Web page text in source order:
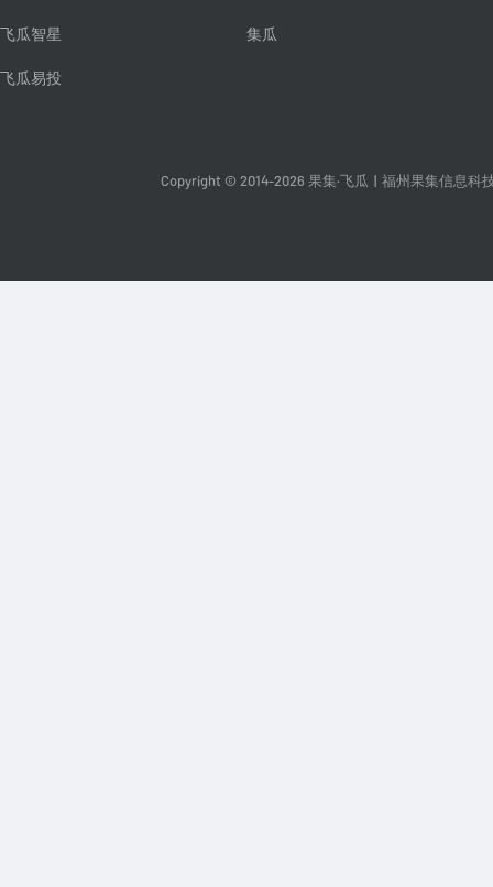
飞瓜智星
飞瓜易投
集瓜
Copyright © 2014-2026 果集·飞瓜 福州果集信息科